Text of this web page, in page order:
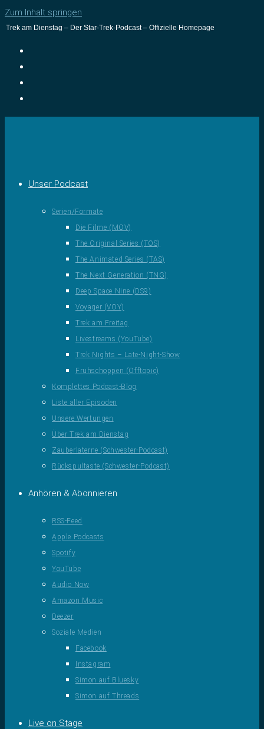
Zum Inhalt springen
Trek am Dienstag – Der Star-Trek-Podcast – Offizielle Homepage
Unser Podcast
Serien/Formate
Die Filme (MOV)
The Original Series (TOS)
The Animated Series (TAS)
The Next Generation (TNG)
Deep Space Nine (DS9)
Voyager (VOY)
Trek am Freitag
Livestreams (YouTube)
Trek Nights – Late-Night-Show
Frühschoppen (Offtopic)
Komplettes Podcast-Blog
Liste aller Episoden
Unsere Wertungen
Über Trek am Dienstag
Zauberlaterne (Schwester-Podcast)
Rückspultaste (Schwester-Podcast)
Anhören & Abonnieren
RSS-Feed
Apple Podcasts
Spotify
YouTube
Audio Now
Amazon Music
Deezer
Soziale Medien
Facebook
Instagram
Simon auf Bluesky
Simon auf Threads
Live on Stage